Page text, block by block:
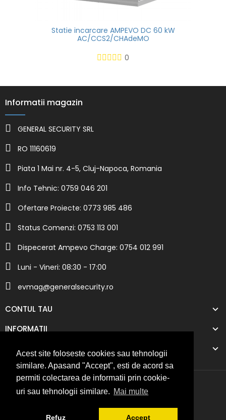
Acest site foloseste cookies sau tehnologii
similare. Apasand "Accept", esti de acord sa
permiti colectarea de informatii prin cookie-
uri sau tehnologii similare. Mai multe
Refuz Accept
Statie incarcare AMPEVO DC 60 kW
AC/CCS2/CHAdeMO
0
Informatii magazin
GENERAL SECURITY SRL
RO 11160619
Piata 1 Mai nr. 4-5, Cluj-Napoca, Romania
Info Tehnic: 0759 046 201
Ofertare Proiecte: 0773 985 486
Status Comenzi: 0753 113 001
Dispecerat Ampevo Charge: 0754 012 991
Luni - Vineri: 08:30 - 17:00
evmag@generalsecurity.ro
CONTUL TAU
INFORMATII
COMPANIA NOASTRA